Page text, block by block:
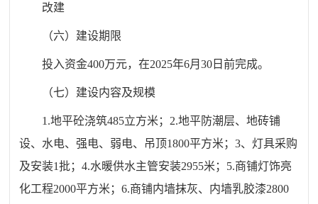
改建
（六）建设期限
投入资金400万元，在2025年6月30日前完成。
（七）建设内容及规模
1.地平砼浇筑485立方米；2.地平防潮层、地砖铺
设、水电、强电、弱电、吊顶1800平方米；3、灯具采购
及安装1批；4.水暖供水主管安装2955米；5.商铺灯饰亮
化工程2000平方米；6.商铺内墙抹灰、内墙乳胶漆2800